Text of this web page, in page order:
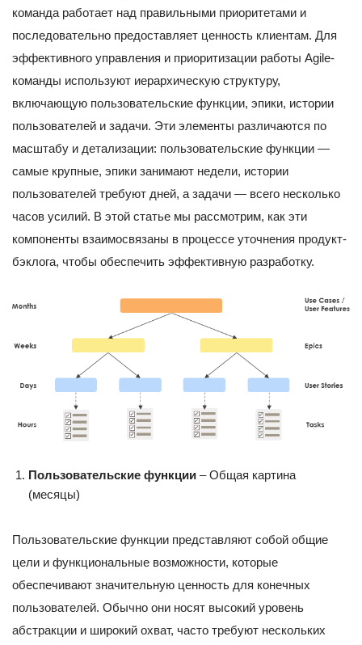
команда работает над правильными приоритетами и
последовательно предоставляет ценность клиентам. Для
эффективного управления и приоритизации работы Agile-
команды используют иерархическую структуру,
включающую пользовательские функции, эпики, истории
пользователей и задачи. Эти элементы различаются по
масштабу и детализации: пользовательские функции —
самые крупные, эпики занимают недели, истории
пользователей требуют дней, а задачи — всего несколько
часов усилий. В этой статье мы рассмотрим, как эти
компоненты взаимосвязаны в процессе уточнения продукт-
бэклога, чтобы обеспечить эффективную разработку.
Пользовательские функции – Общая картина
(месяцы)
Пользовательские функции представляют собой общие
цели и функциональные возможности, которые
обеспечивают значительную ценность для конечных
пользователей. Обычно они носят высокий уровень
абстракции и широкий охват, часто требуют нескольких